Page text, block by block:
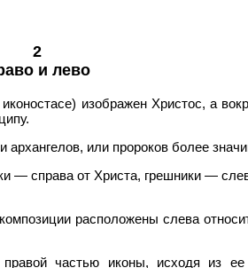
2
и лево
изображен Христос, а
или пророков более
— справа от Христа, грешники —
расположены слева
частью иконы, исходя из